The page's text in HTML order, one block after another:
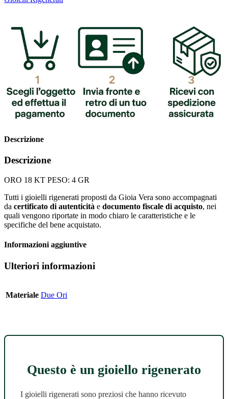
Descrizione
Descrizione
ORO 18 KT PESO: 4 GR
Tutti i gioielli rigenerati proposti da Gioia Vera sono accompagnati
da certificato di autenticità e documento fiscale di acquisto, nei
quali vengono riportate in modo chiaro le caratteristiche e le
specifiche del bene acquistato.
Informazioni aggiuntive
Ulteriori informazioni
Materiale Due Ori
Questo è un gioiello rigenerato
I gioielli rigenerati sono preziosi che hanno ricevuto